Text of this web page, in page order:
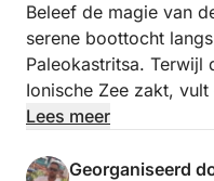
Beleef de magie van
serene boottocht
Paleokastritsa. Terwijl
Ionische Zee zakt,
tinten goud, oranje en
indrukwekkende
Lees meer
Georganiseerd